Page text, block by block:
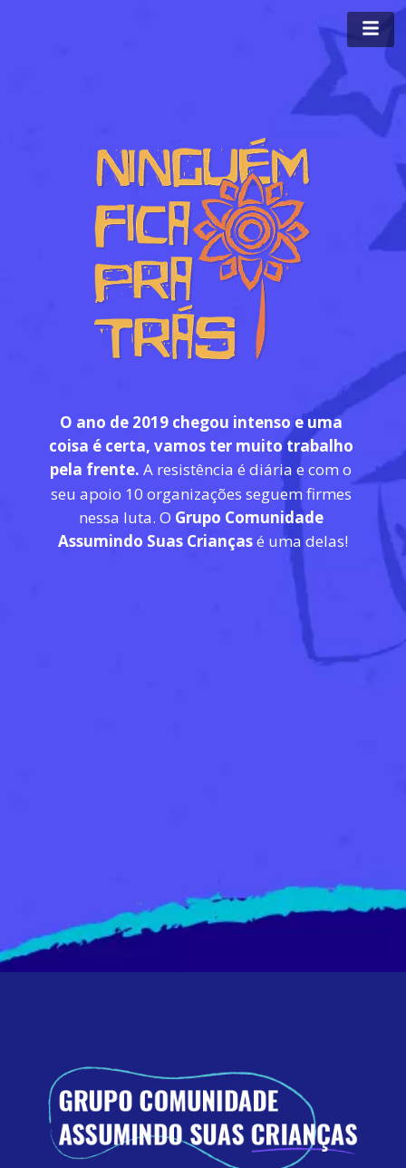
O ano de 2019 chegou intenso e uma
coisa é certa, vamos ter muito trabalho
pela frente. A resistência é diária e com o
seu apoio 10 organizações seguem firmes
nessa luta. O Grupo Comunidade
Assumindo Suas Criançasé uma delas!